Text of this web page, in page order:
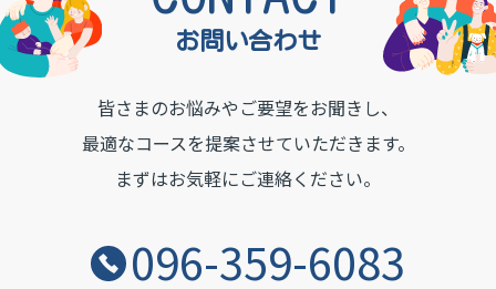
お問い合わせ
皆さまのお悩みやご要望をお聞きし、
最適なコースを提案させていただきます。
まずはお気軽にご連絡ください。
096-359-6083